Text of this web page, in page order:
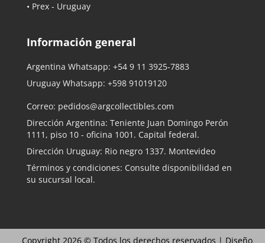
• Prex - Uruguay
Información general
Argentina Whatsapp: +54 9 11 3925-7883
Uruguay Whatsapp: +598 91019120
Correo: pedidos@argcollectibles.com
Dirección Argentina: Teniente Juan Domingo Perón
1111, piso 10 - oficina 1001. Capital federal.
Dirección Uruguay: Rio negro 1337. Montevideo
Términos y condiciones: Consulte disponibilidad en
su sucursal local.
Copyright 2026 © Todos los derechos reservados | Diseño